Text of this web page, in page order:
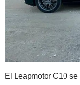
El Leapmotor C10